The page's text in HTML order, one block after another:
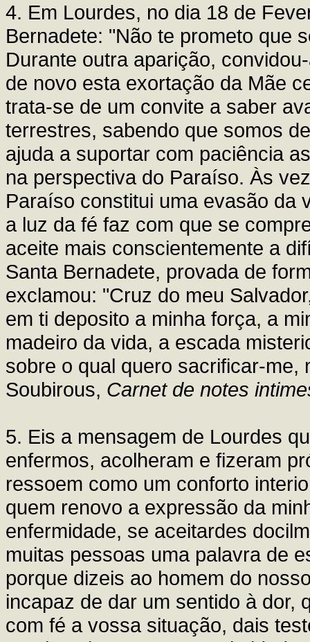
4. Em Lourdes, no dia 18 de
Bernadete: "Não te prometo que
Durante outra aparição,
de novo esta exortação da Mãe
trata-se de um convite a saber
terrestres, sabendo que somos
ajuda a suportar com paciência
na perspectiva do Paraíso. Às
Paraíso constitui uma evasão da
a luz da fé faz com que se
aceite mais conscientemente a
Santa Bernadete, provada de
exclamou: "Cruz do meu
em ti deposito a minha força, a
madeiro da vida, a escada
sobre o qual quero sacrificar-
Soubirous, Carnet de notes
5. Eis a mensagem de Lourdes
enfermos, acolheram e fizeram
ressoem como um conforto
quem renovo a expressão da
enfermidade, se aceitardes
muitas pessoas uma palavra de
porque dizeis ao homem do
incapaz de dar um sentido à dor,
com fé a vossa situação, dais